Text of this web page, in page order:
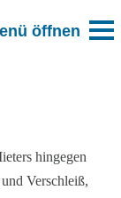
hingegen
Verschleiß,